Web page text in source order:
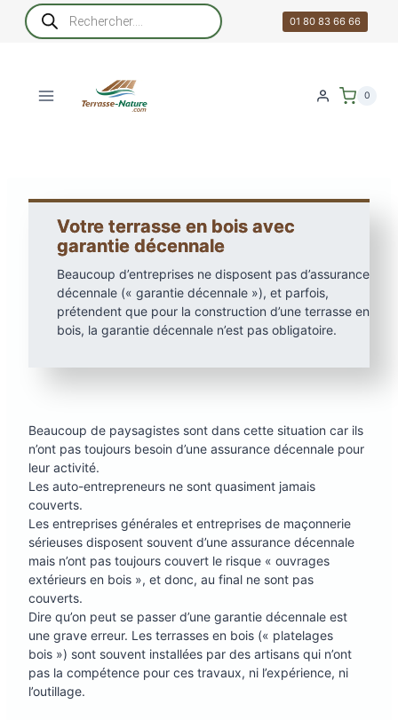
Recherche
de
produits
01 80 83 66 66
0
Votre terrasse en bois avec
garantie décennale
Beaucoup d’entreprises ne disposent pas d’assurance
décennale (« garantie décennale »), et parfois,
prétendent que pour la construction d’une terrasse en
bois, la garantie décennale n’est pas obligatoire.
Beaucoup de paysagistes sont dans cette situation car ils
n’ont pas toujours besoin d’une assurance décennale pour
leur activité.
Les auto-entrepreneurs ne sont quasiment jamais
couverts.
Les entreprises générales et entreprises de maçonnerie
sérieuses disposent souvent d’une assurance décennale
mais n’ont pas toujours couvert le risque « ouvrages
extérieurs en bois », et donc, au final ne sont pas
couverts.
Dire qu’on peut se passer d’une garantie décennale est
une grave erreur. Les terrasses en bois (« platelages
bois ») sont souvent installées par des artisans qui n’ont
pas la compétence pour ces travaux, ni l’expérience, ni
l’outillage.